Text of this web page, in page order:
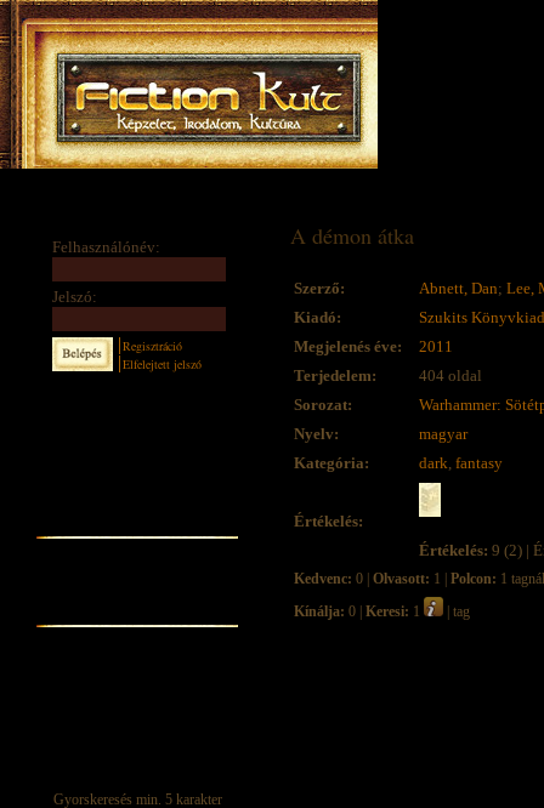
Felhasználónév:
Jelszó:
Regisztráció
Elfelejtett jelszó
A démon átka
Szerző: Abnett, Dan; Lee,
Kiadó:
Szukits
Megjelenés éve:
2011
Terjedelem:
404 oldal
Sorozat:
Warhammer:
Nyelv:
magyar
Kategória:
dark, fantasy
Értékelés:
Értékelés: 9 (2) |
Kedvenc: 0 | Olvasott: 1 | Polcon: 1 tagnál
Kínálja: 0 | Keresi: 1 | tag